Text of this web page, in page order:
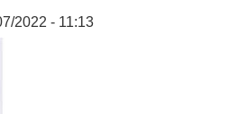
2022 - 11:13